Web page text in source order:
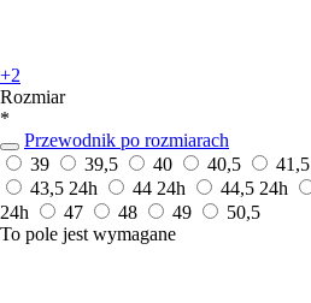
+2
Rozmiar
*
Przewodnik po rozmiarach
39
39,5 40 40,5 41,5
43,5 24h 44 24h 44,5 24h
24h
47 48 49
50,5
To pole jest wymagane